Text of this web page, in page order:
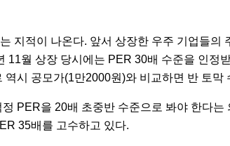
지적이 나온다. 앞서 상장한 우주 기업들의
11월 상장 당시에는 PER 30배 수준을 인정
시 공모가(1만2000원)와 비교하면 반 토막
PER을 20배 초중반 수준으로 봐야 한다는
35배를 고수하고 있다.